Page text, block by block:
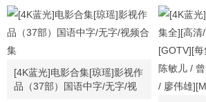
[4K蓝光]电影合集[琼瑶]影视作
品（37部）国语中字/无字/视